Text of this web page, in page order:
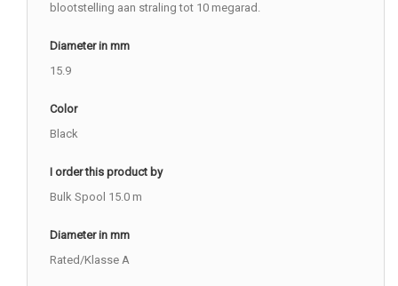
blootstelling aan straling tot 10 megarad.
Diameter in mm
15.9
Color
Black
I order this product by
Bulk Spool 15.0 m
Diameter in mm
Rated/Klasse A